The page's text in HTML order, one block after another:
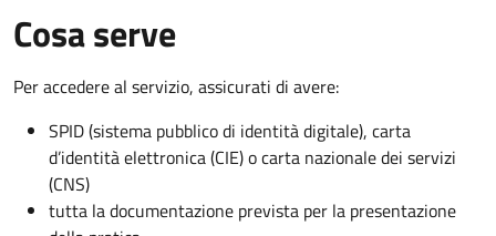
Cosa serve
Per accedere al servizio, assicurati di avere:
SPID (sistema pubblico di identità digitale), carta
d’identità elettronica (CIE) o carta nazionale dei servizi
(CNS)
tutta la documentazione prevista per la presentazione